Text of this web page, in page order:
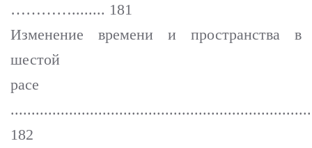
…………........ 181
Изменение времени и пространства в
шестой
расе
182